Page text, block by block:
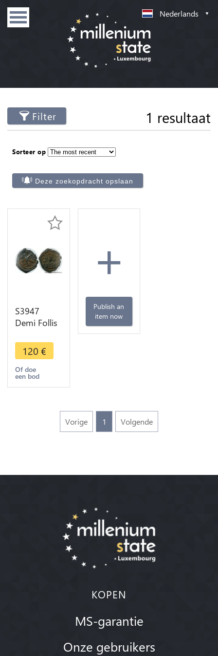
Nederlands
Filter 1 resultaat
Sorteer op
Deze zoekopdracht opslaan
S3947
Demi Follis
de Face K
couronne
de laurI
482-565 B
120 €
Of doe
een bod
+
Publish an
item now
Vorige 1 Volgende
KOPEN
MS-garantie
Onze gebruikers